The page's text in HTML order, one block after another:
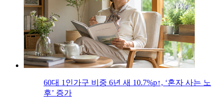
60대 1인가구 비중 6년 새 10.7%p↑, ‘혼자 사는 노
후’ 증가